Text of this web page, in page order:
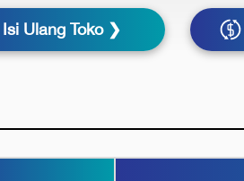
Isi Ulang Toko ❯